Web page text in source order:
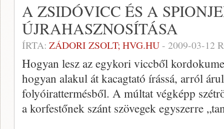
A ZSIDÓVICC ÉS A
ÚJRAHASZNOSÍTÁSA
ÍRTA: ZÁDORI ZSOLT; HVG.HU- 2009-03-12
Hogyan lesz az egykori viccből
hogyan alakul át kacagtató írássá, arról
folyóirattermésből. A múltat végképp
a korfestőnek szánt szövegek egyszerre